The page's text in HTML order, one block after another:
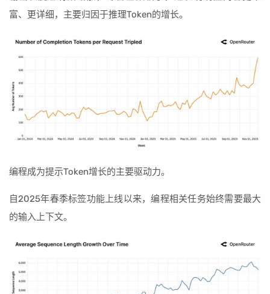
富、更详细，主要归因于推理Token的增长。
编程成为提示Token增长的主要驱动力。
自2025年春季标签功能上线以来，编程相关任务始终需要最大
的输入上下文。